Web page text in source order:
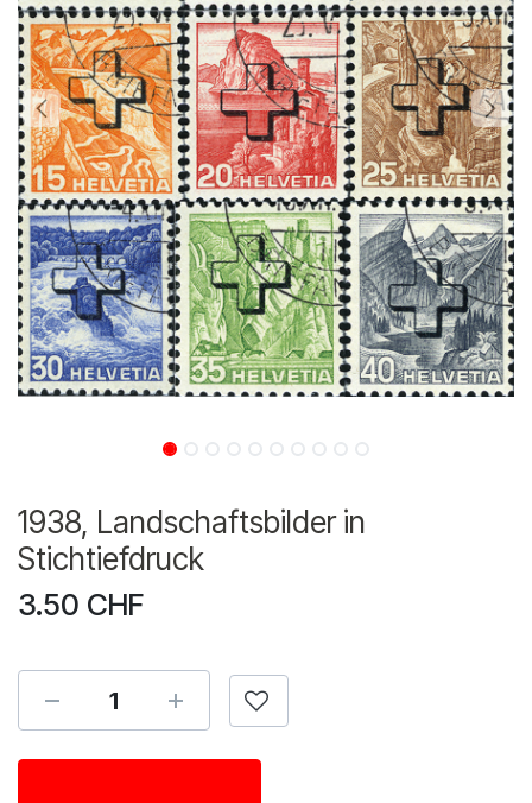
1938, Landschaftsbilder in
Stichtiefdruck
3.50 CHF